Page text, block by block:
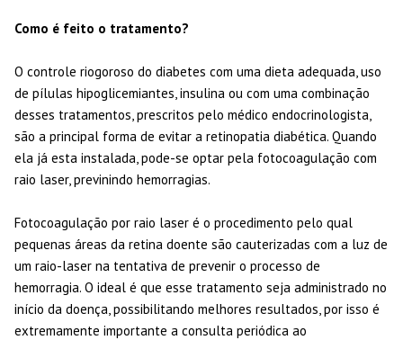
Como é feito o tratamento?
O controle riogoroso do diabetes com uma dieta adequada, uso
de pílulas hipoglicemiantes, insulina ou com uma combinação
desses tratamentos, prescritos pelo médico endocrinologista,
são a principal forma de evitar a retinopatia diabética. Quando
ela já esta instalada, pode-se optar pela fotocoagulação com
raio laser, previnindo hemorragias.
Fotocoagulação por raio laser é o procedimento pelo qual
pequenas áreas da retina doente são cauterizadas com a luz de
um raio-laser na tentativa de prevenir o processo de
hemorragia. O ideal é que esse tratamento seja administrado no
início da doença, possibilitando melhores resultados, por isso é
extremamente importante a consulta periódica ao